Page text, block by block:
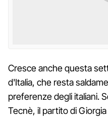
Cresce anche questa
d'Italia, che resta
preferenze degli italiani.
Tecnè, il partito di